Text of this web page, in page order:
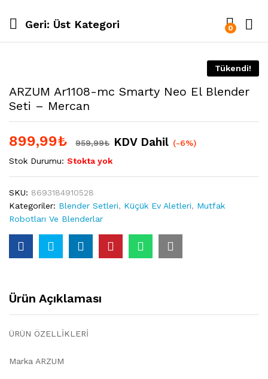
Geri: Üst Kategori 0
Tükendi!
ARZUM Ar1108-mc Smarty Neo El Blender
Seti – Mercan
899,99₺ 959,99₺ KDV Dahil (-6%)
Stok Durumu: Stokta yok
SKU: 8693184910528
Kategoriler: Blender Setleri, Küçük Ev Aletleri, Mutfak
Robotları Ve Blenderlar
Ürün Açıklaması
ÜRÜN ÖZELLİKLERİ
Marka ARZUM